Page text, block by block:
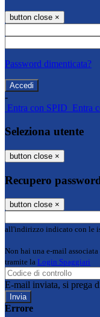
button close ×
Password dimenticata?
-
Entra con SPID Entra
Seleziona utente
button close ×
Recupero
button close ×
all'indirizzo indicato con le
Non hai una e-mail
tramite la Login Spaggiari
E-mail inviata, si prega
Errore